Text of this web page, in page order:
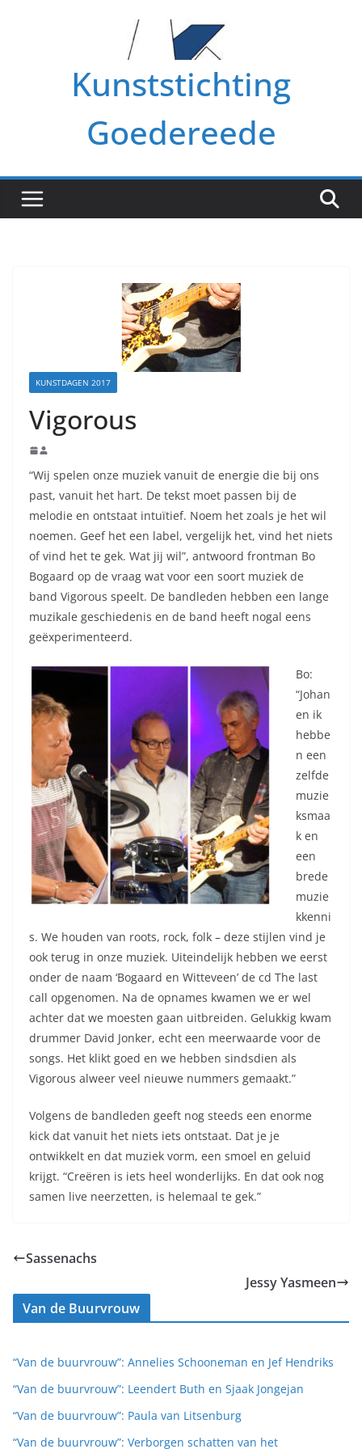
Kunststichting
Goedereede
KUNSTDAGEN 2017
Vigorous
“Wij spelen onze muziek vanuit de energie die bij ons
past, vanuit het hart. De tekst moet passen bij de
melodie en ontstaat intuïtief. Noem het zoals je het wil
noemen. Geef het een label, vergelijk het, vind het niets
of vind het te gek. Wat jij wil”, antwoord frontman Bo
Bogaard op de vraag wat voor een soort muziek de
band Vigorous speelt. De bandleden hebben een lange
muzikale geschiedenis en de band heeft nogal eens
geëxperimenteerd.
Bo:
“Johan
en ik
hebbe
n een
zelfde
muzie
ksmaa
k en
een
brede
muzie
kkenni
s. We houden van roots, rock, folk – deze stijlen vind je
ook terug in onze muziek. Uiteindelijk hebben we eerst
onder de naam ‘Bogaard en Witteveen’ de cd The last
call opgenomen. Na de opnames kwamen we er wel
achter dat we moesten gaan uitbreiden. Gelukkig kwam
drummer David Jonker, echt een meerwaarde voor de
songs. Het klikt goed en we hebben sindsdien als
Vigorous alweer veel nieuwe nummers gemaakt.”
Volgens de bandleden geeft nog steeds een enorme
kick dat vanuit het niets iets ontstaat. Dat je je
ontwikkelt en dat muziek vorm, een smoel en geluid
krijgt. “Creëren is iets heel wonderlijks. En dat ook nog
samen live neerzetten, is helemaal te gek.”
Sassenachs
Jessy Yasmeen
Van de Buurvrouw
“Van de buurvrouw”: Annelies Schooneman en Jef Hendriks
“Van de buurvrouw”: Leendert Buth en Sjaak Jongejan
“Van de buurvrouw”: Paula van Litsenburg
“Van de buurvrouw”: Verborgen schatten van het